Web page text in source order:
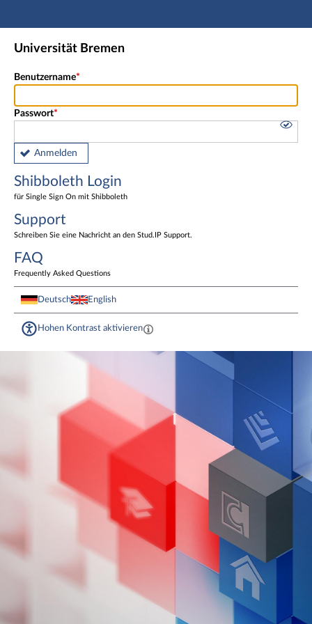
Hauptnavigation
Shibboleth Login
Universität Bremen
Benutzername
Passwort
Anmelden
Shibboleth Login
für Single Sign On mit Shibboleth
Support
Schreiben Sie eine Nachricht an den Stud.IP Support.
FAQ
Frequently Asked Questions
Deutsch English
Hohen Kontrast aktivieren